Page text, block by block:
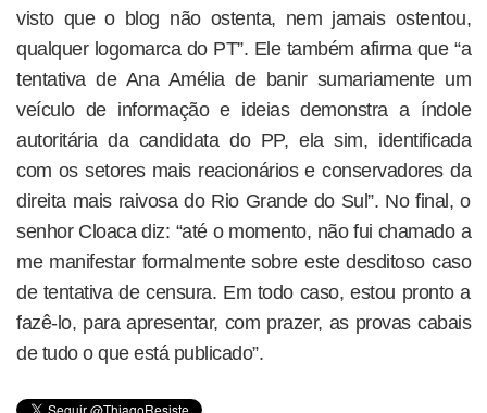
visto que o blog não ostenta, nem jamais ostentou,
qualquer logomarca do PT”. Ele também afirma que “a
tentativa de Ana Amélia de banir sumariamente um
veículo de informação e ideias demonstra a índole
autoritária da candidata do PP, ela sim, identificada
com os setores mais reacionários e conservadores da
direita mais raivosa do Rio Grande do Sul”. No final, o
senhor Cloaca diz: “até o momento, não fui chamado a
me manifestar formalmente sobre este desditoso caso
de tentativa de censura. Em todo caso, estou pronto a
fazê-lo, para apresentar, com prazer, as provas cabais
de tudo o que está publicado”.